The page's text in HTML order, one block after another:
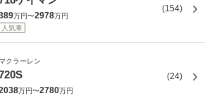
万円〜2978万円
人気車
(154)
クラーレン
万円〜2780万円
(24)